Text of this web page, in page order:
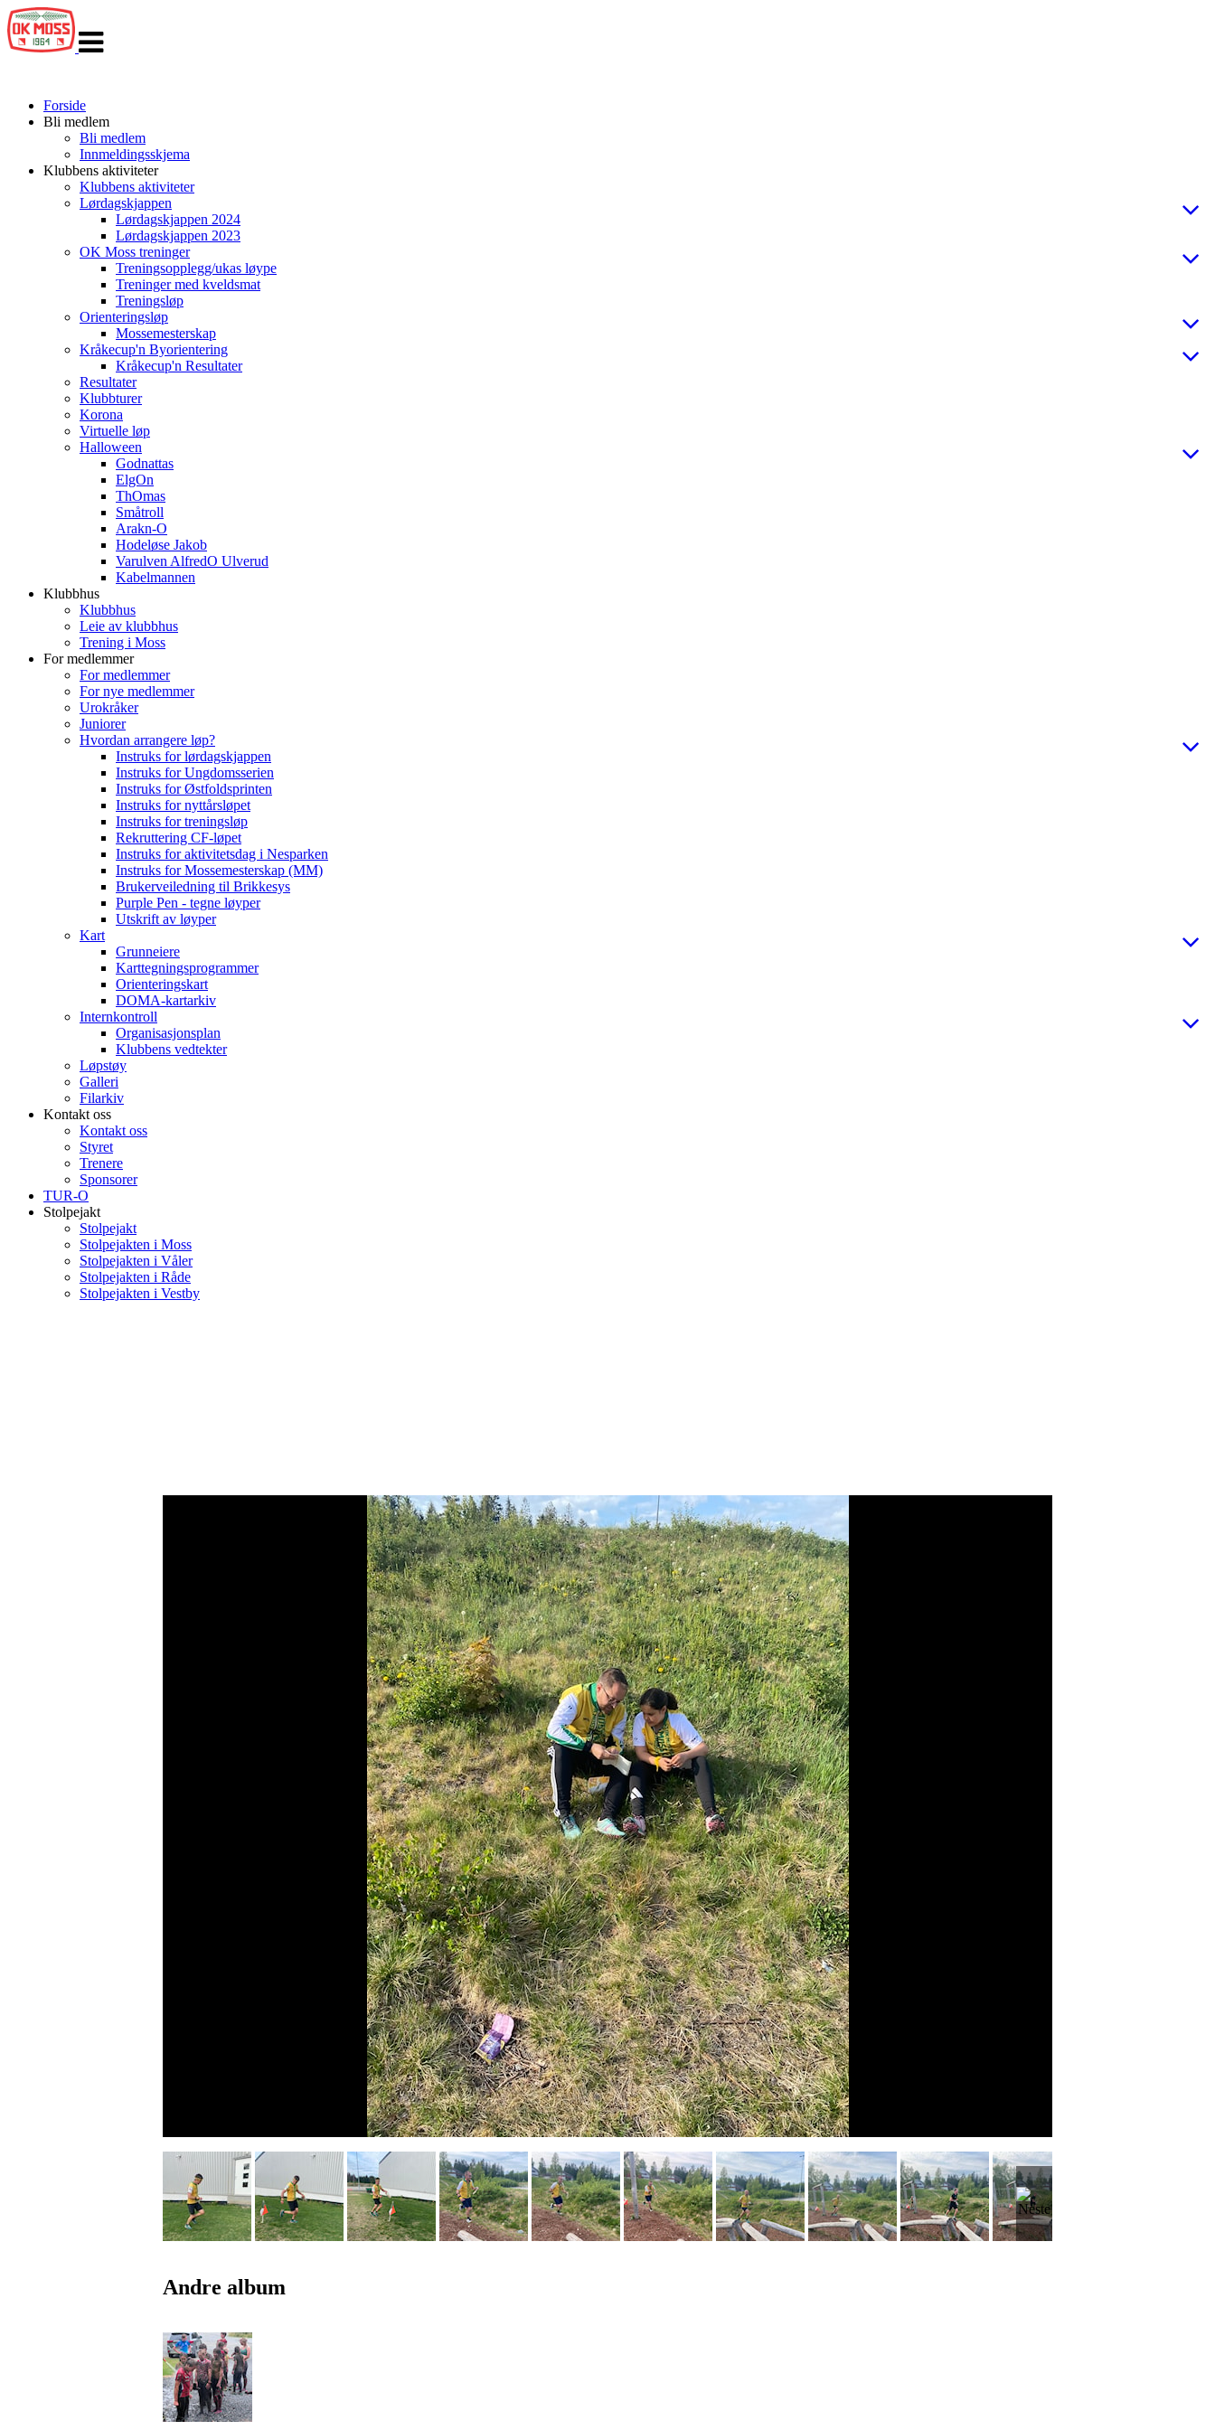
navigasjon
Forside
Bli medlem
Bli medlem
Innmeldingsskjema
Klubbens aktiviteter
Klubbens aktiviteter
Lørdagskjappen
Lørdagskjappen 2024
Lørdagskjappen 2023
OK Moss treninger
Treningsopplegg/ukas løype
Treninger med kveldsmat
Treningsløp
Orienteringsløp
Mossemesterskap
Kråkecup'n Byorientering
Kråkecup'n Resultater
Resultater
Klubbturer
Korona
Virtuelle løp
Halloween
Godnattas
ElgOn
ThOmas
Småtroll
Arakn-O
Hodeløse Jakob
Varulven AlfredO Ulverud
Kabelmannen
Klubbhus
Klubbhus
Leie av klubbhus
Trening i Moss
For medlemmer
For medlemmer
For nye medlemmer
Urokråker
Juniorer
Hvordan arrangere løp?
Instruks for lørdagskjappen
Instruks for Ungdomsserien
Instruks for Østfoldsprinten
Instruks for nyttårsløpet
Instruks for treningsløp
Rekruttering CF-løpet
Instruks for aktivitetsdag i Nesparken
Instruks for Mossemesterskap (MM)
Brukerveiledning til Brikkesys
Purple Pen - tegne løyper
Utskrift av løyper
Kart
Grunneiere
Karttegningsprogrammer
Orienteringskart
DOMA-kartarkiv
Internkontroll
Organisasjonsplan
Klubbens vedtekter
Løpstøy
Galleri
Filarkiv
Kontakt oss
Kontakt oss
Styret
Trenere
Sponsorer
TUR-O
Stolpejakt
Stolpejakt
Stolpejakten i Moss
Stolpejakten i Våler
Stolpejakten i Råde
Stolpejakten i Vestby
Andre album